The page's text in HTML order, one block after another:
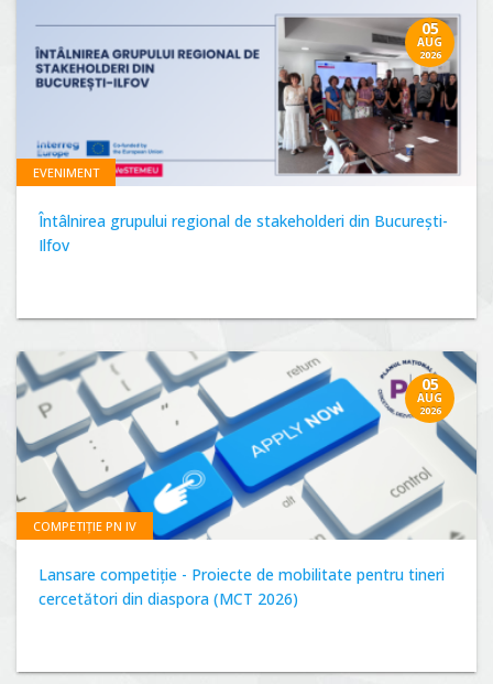
05
AUG
2026
EVENIMENT
Întâlnirea grupului regional de stakeholderi din București-
Ilfov
05
AUG
2026
COMPETIȚIE PN IV
Lansare competiție - Proiecte de mobilitate pentru tineri
cercetători din diaspora (MCT 2026)